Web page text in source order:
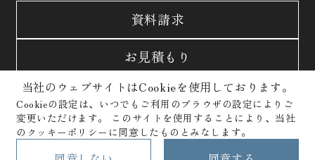
資料請求
お見積もり
お問合わせ
サイトポリシー
プライバシーポリシー
クッキーポリシー
当社のウェブサイトはCookieを使用しております。
Cookieの設定は、いつでもご利用のブラウザの設定によりご
変更いただけます。
このサイトを使用することにより、当社
のクッキーポリシーに同意したものとみなします。